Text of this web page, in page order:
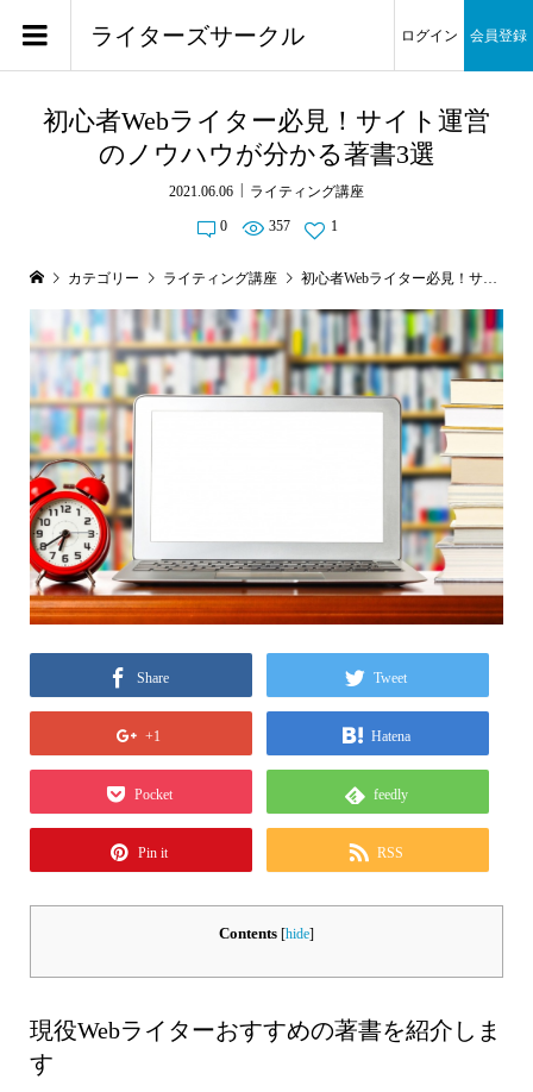
ライターズサークル ログイン 会員登録
初心者Webライター必見！サイト運営
のノウハウが分かる著書3選
2021.06.06 ライティング講座
0 357 1
カテゴリー ライティング講座 初心者Webライター必見！サイト運営のノウハウが分かる著書3選
Share Tweet
+1 Hatena
Pocket feedly
Pin it RSS
Contents [hide]
現役Webライターおすすめの著書を紹介しま
す